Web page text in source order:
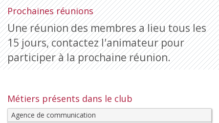
Prochaines réunions
Une réunion des membres a lieu tous les
15 jours, contactez l'animateur pour
participer à la prochaine réunion.
Métiers présents dans le club
Agence de communication